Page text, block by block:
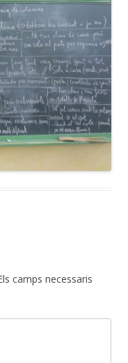
camps necessaris